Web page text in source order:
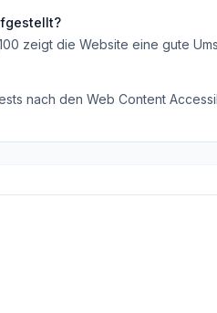
zeigt die Website eine gute
nach den Web Content